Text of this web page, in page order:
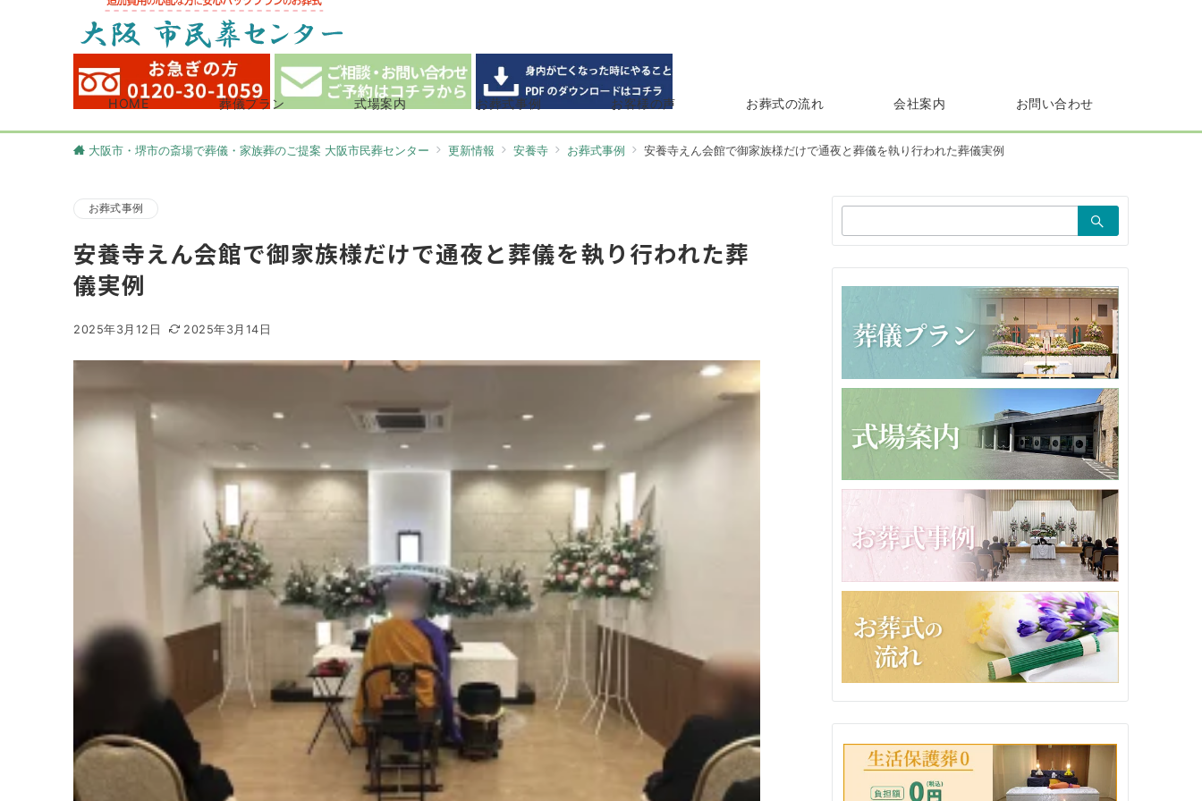
HOME 葬儀プラン 式場案内 お葬式事例 お客様の声 お葬式の流れ 会社案内 お問い合わせ
大阪市・堺市の斎場で葬儀・家族葬のご提案 大阪市民葬センター 更新情報 安養寺 お葬式事例 安養寺えん会館で御家族様だけで通夜と葬儀を執り行われた葬儀実例
お葬式事例
安養寺えん会館で御家族様だけで通夜と葬儀を執り行われた葬
儀実例
2025年3月12日 2025年3月14日
索：